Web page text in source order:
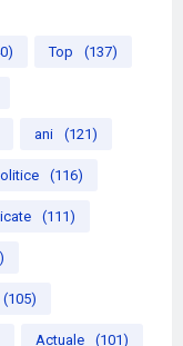
Top (137)
ani (121)
(116)
(111)
(105)
Actuale (101)